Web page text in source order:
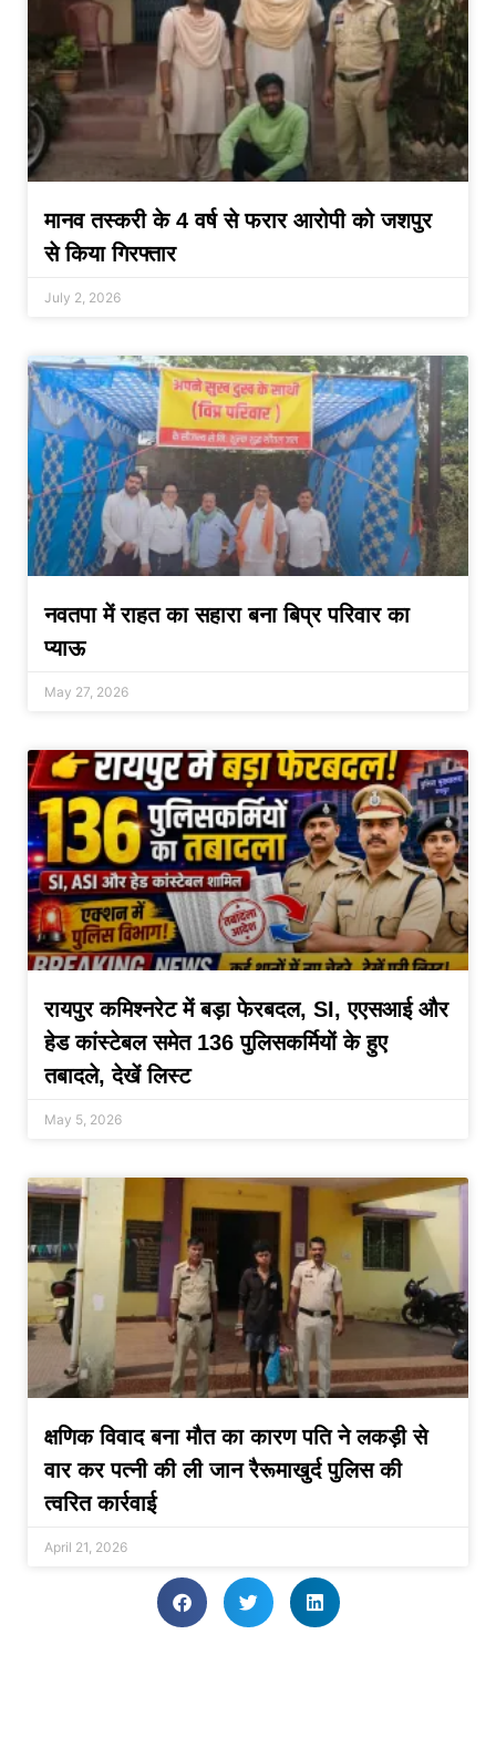
मानव तस्करी के 4 वर्ष से फरार आरोपी को जशपुर
से किया गिरफ्तार
July 2, 2026
नवतपा में राहत का सहारा बना बिप्र परिवार का
प्याऊ
May 27, 2026
रायपुर कमिश्नरेट में बड़ा फेरबदल, SI, एएसआई और
हेड कांस्टेबल समेत 136 पुलिसकर्मियों के हुए
तबादले, देखें लिस्ट
May 5, 2026
क्षणिक विवाद बना मौत का कारण पति ने लकड़ी से
वार कर पत्नी की ली जान रैरूमाखुर्द पुलिस की
त्वरित कार्रवाई
April 21, 2026